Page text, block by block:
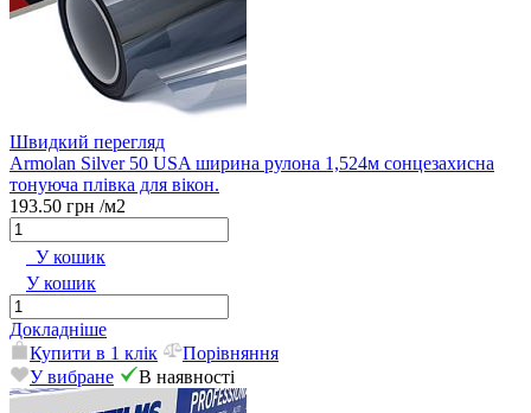
Швидкий перегляд
Armolan Silver 50 USA ширина рулона 1,524м сонцезахисна
тонуюча плівка для вікон.
193.50 грн /м2
У кошик
У кошик
Докладніше
Купити в 1 клік
Порівняння
У вибране
В наявності